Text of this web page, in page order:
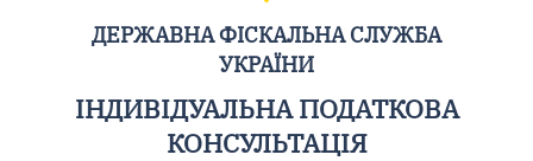
ДЕРЖАВНА ФІСКАЛЬНА СЛУЖБА
УКРАЇНИ
ІНДИВІДУАЛЬНА ПОДАТКОВА
КОНСУЛЬТАЦІЯ